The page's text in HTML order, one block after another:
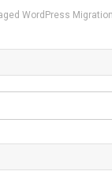
WordPress